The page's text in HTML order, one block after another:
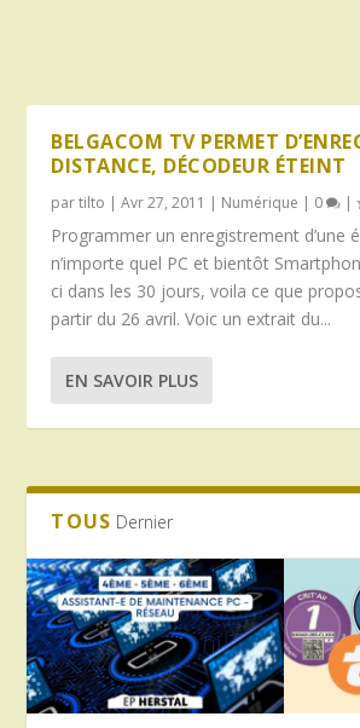
BELGACOM TV PERMET
DISTANCE, DÉCODEUR ÉTEINT
partilto |Avr 27, 2011 | Numérique | 0 |
Programmer un enregistrement d’une
n’importe quel PC et bientôt
ci dans les 30 jours, voila ce que
partir du 26 avril. Voic un extrait du...
EN SAVOIR PLUS
TOUS Dernier